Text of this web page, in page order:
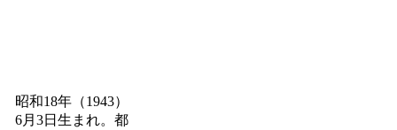
昭和18年（1943）
6月3日生まれ。都